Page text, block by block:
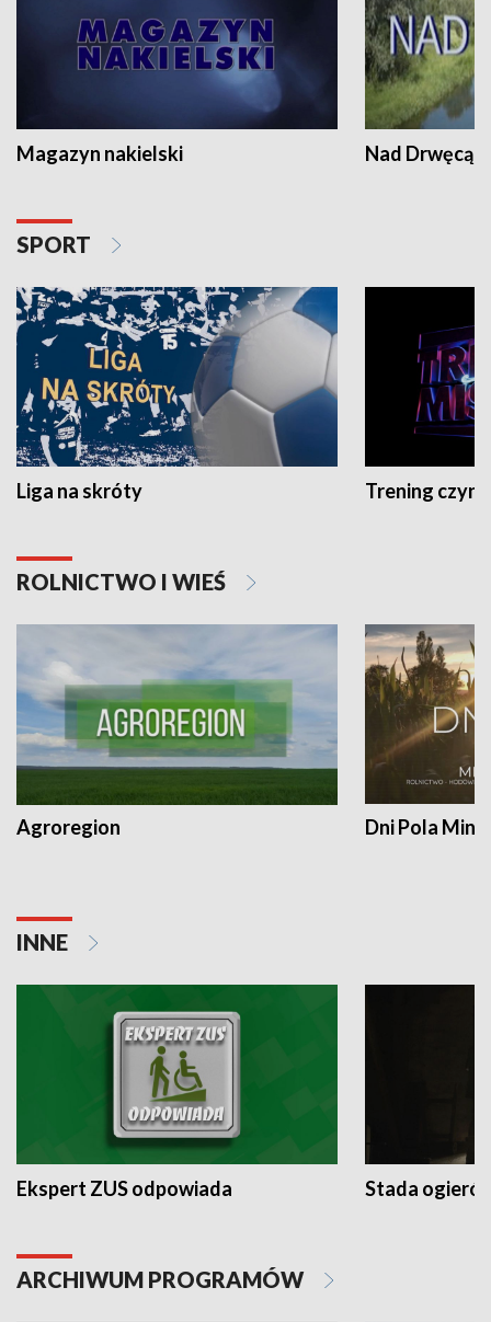
Magazyn nakielski Nad Drwęcą
SPORT
Liga na skróty Trening czyni
ROLNICTWO I WIEŚ
Agroregion Dni Pola
INNE
Ekspert ZUS odpowiada Stada
ARCHIWUM PROGRAMÓW